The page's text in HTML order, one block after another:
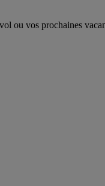
ou vos prochaines